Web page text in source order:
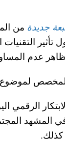
جديدة من
تأثير
عدم
لموضوع
الرقمي
المشهد
كذلك.